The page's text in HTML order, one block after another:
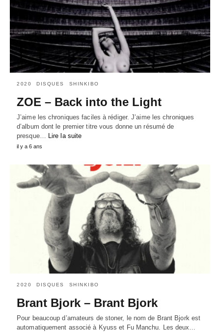
2020 DISQUES SHINKIBO
ZOE – Back into the Light
J’aime les chroniques faciles à rédiger. J’aime les chroniques
d’album dont le premier titre vous donne un résumé de
presque… Lire la suite
il y a 6 ans
2020 DISQUES SHINKIBO
Brant Bjork – Brant Bjork
Pour beaucoup d’amateurs de stoner, le nom de Brant Bjork est
automatiquement associé à Kyuss et Fu Manchu. Les deux…